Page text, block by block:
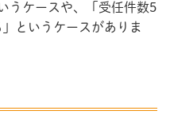
うケースや、「受任件数5
というケースがありま